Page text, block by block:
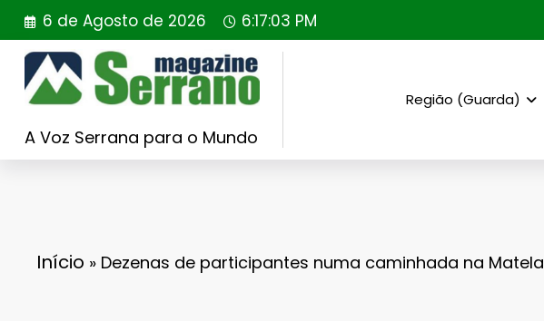
Saltar
para
conteúdo
6 de Agosto de 2026 6:17:04 PM
A Voz Serrana para o Mundo
Região (Guarda)
Início » Dezenas de participantes numa caminhada na Matela